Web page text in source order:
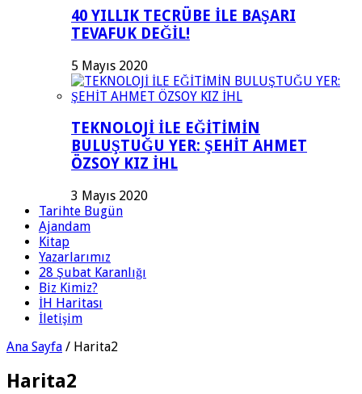
40 YILLIK TECRÜBE İLE BAŞARI
TEVAFUK DEĞİL!
5 Mayıs 2020
TEKNOLOJİ İLE EĞİTİMİN
BULUŞTUĞU YER: ŞEHİT AHMET
ÖZSOY KIZ İHL
3 Mayıs 2020
Tarihte Bugün
Ajandam
Kitap
Yazarlarımız
28 Şubat Karanlığı
Biz Kimiz?
İH Haritası
İletişim
Ana Sayfa / Harita2
Harita2